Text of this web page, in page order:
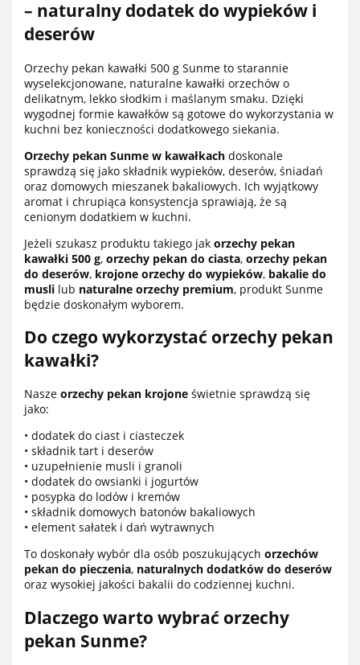
– naturalny dodatek do wypieków i
deserów
Orzechy pekan kawałki 500 g Sunme to starannie
wyselekcjonowane, naturalne kawałki orzechów o
delikatnym, lekko słodkim i maślanym smaku. Dzięki
wygodnej formie kawałków są gotowe do wykorzystania w
kuchni bez konieczności dodatkowego siekania.
Orzechy pekan Sunme w kawałkach doskonale
sprawdzą się jako składnik wypieków, deserów, śniadań
oraz domowych mieszanek bakaliowych. Ich wyjątkowy
aromat i chrupiąca konsystencja sprawiają, że są
cenionym dodatkiem w kuchni.
Jeżeli szukasz produktu takiego jak orzechy pekan
kawałki 500 g, orzechy pekan do ciasta, orzechy pekan
do deserów, krojone orzechy do wypieków, bakalie do
musli lub naturalne orzechy premium, produkt Sunme
będzie doskonałym wyborem.
Do czego wykorzystać orzechy pekan
kawałki?
Nasze orzechy pekan krojone świetnie sprawdzą się
jako:
• dodatek do ciast i ciasteczek
• składnik tart i deserów
• uzupełnienie musli i granoli
• dodatek do owsianki i jogurtów
• posypka do lodów i kremów
• składnik domowych batonów bakaliowych
• element sałatek i dań wytrawnych
To doskonały wybór dla osób poszukujących orzechów
pekan do pieczenia, naturalnych dodatków do deserów
oraz wysokiej jakości bakalii do codziennej kuchni.
Dlaczego warto wybrać orzechy
pekan Sunme?